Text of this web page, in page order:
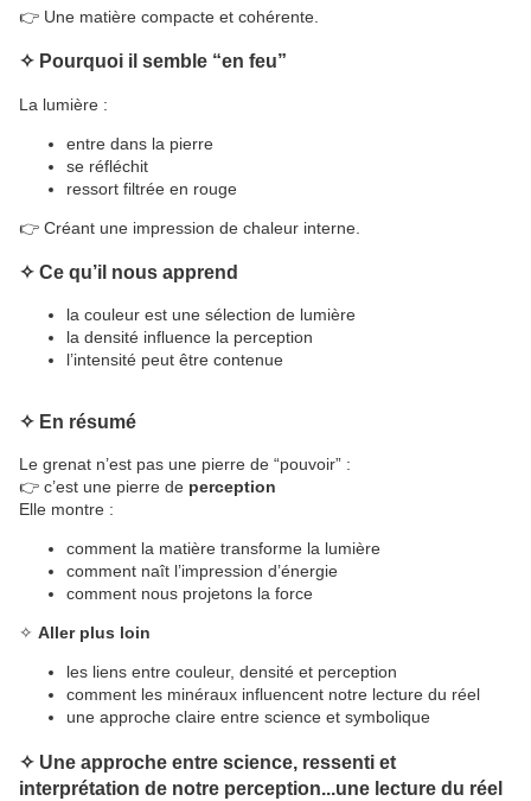
👉 Une matière compacte et cohérente.
✧ Pourquoi il semble “en feu”
La lumière :
entre dans la pierre
se réfléchit
ressort filtrée en rouge
👉 Créant une impression de chaleur interne.
✧ Ce qu’il nous apprend
la couleur est une sélection de lumière
la densité influence la perception
l’intensité peut être contenue
✧ En résumé
Le grenat n’est pas une pierre de “pouvoir” :
👉 c’est une pierre de perception
Elle montre :
comment la matière transforme la lumière
comment naît l’impression d’énergie
comment nous projetons la force
✧ Aller plus loin
les liens entre couleur, densité et perception
comment les minéraux influencent notre lecture du réel
une approche claire entre science et symbolique
✧ Une approche entre science, ressenti et
interprétation de notre perception...une lecture du réel